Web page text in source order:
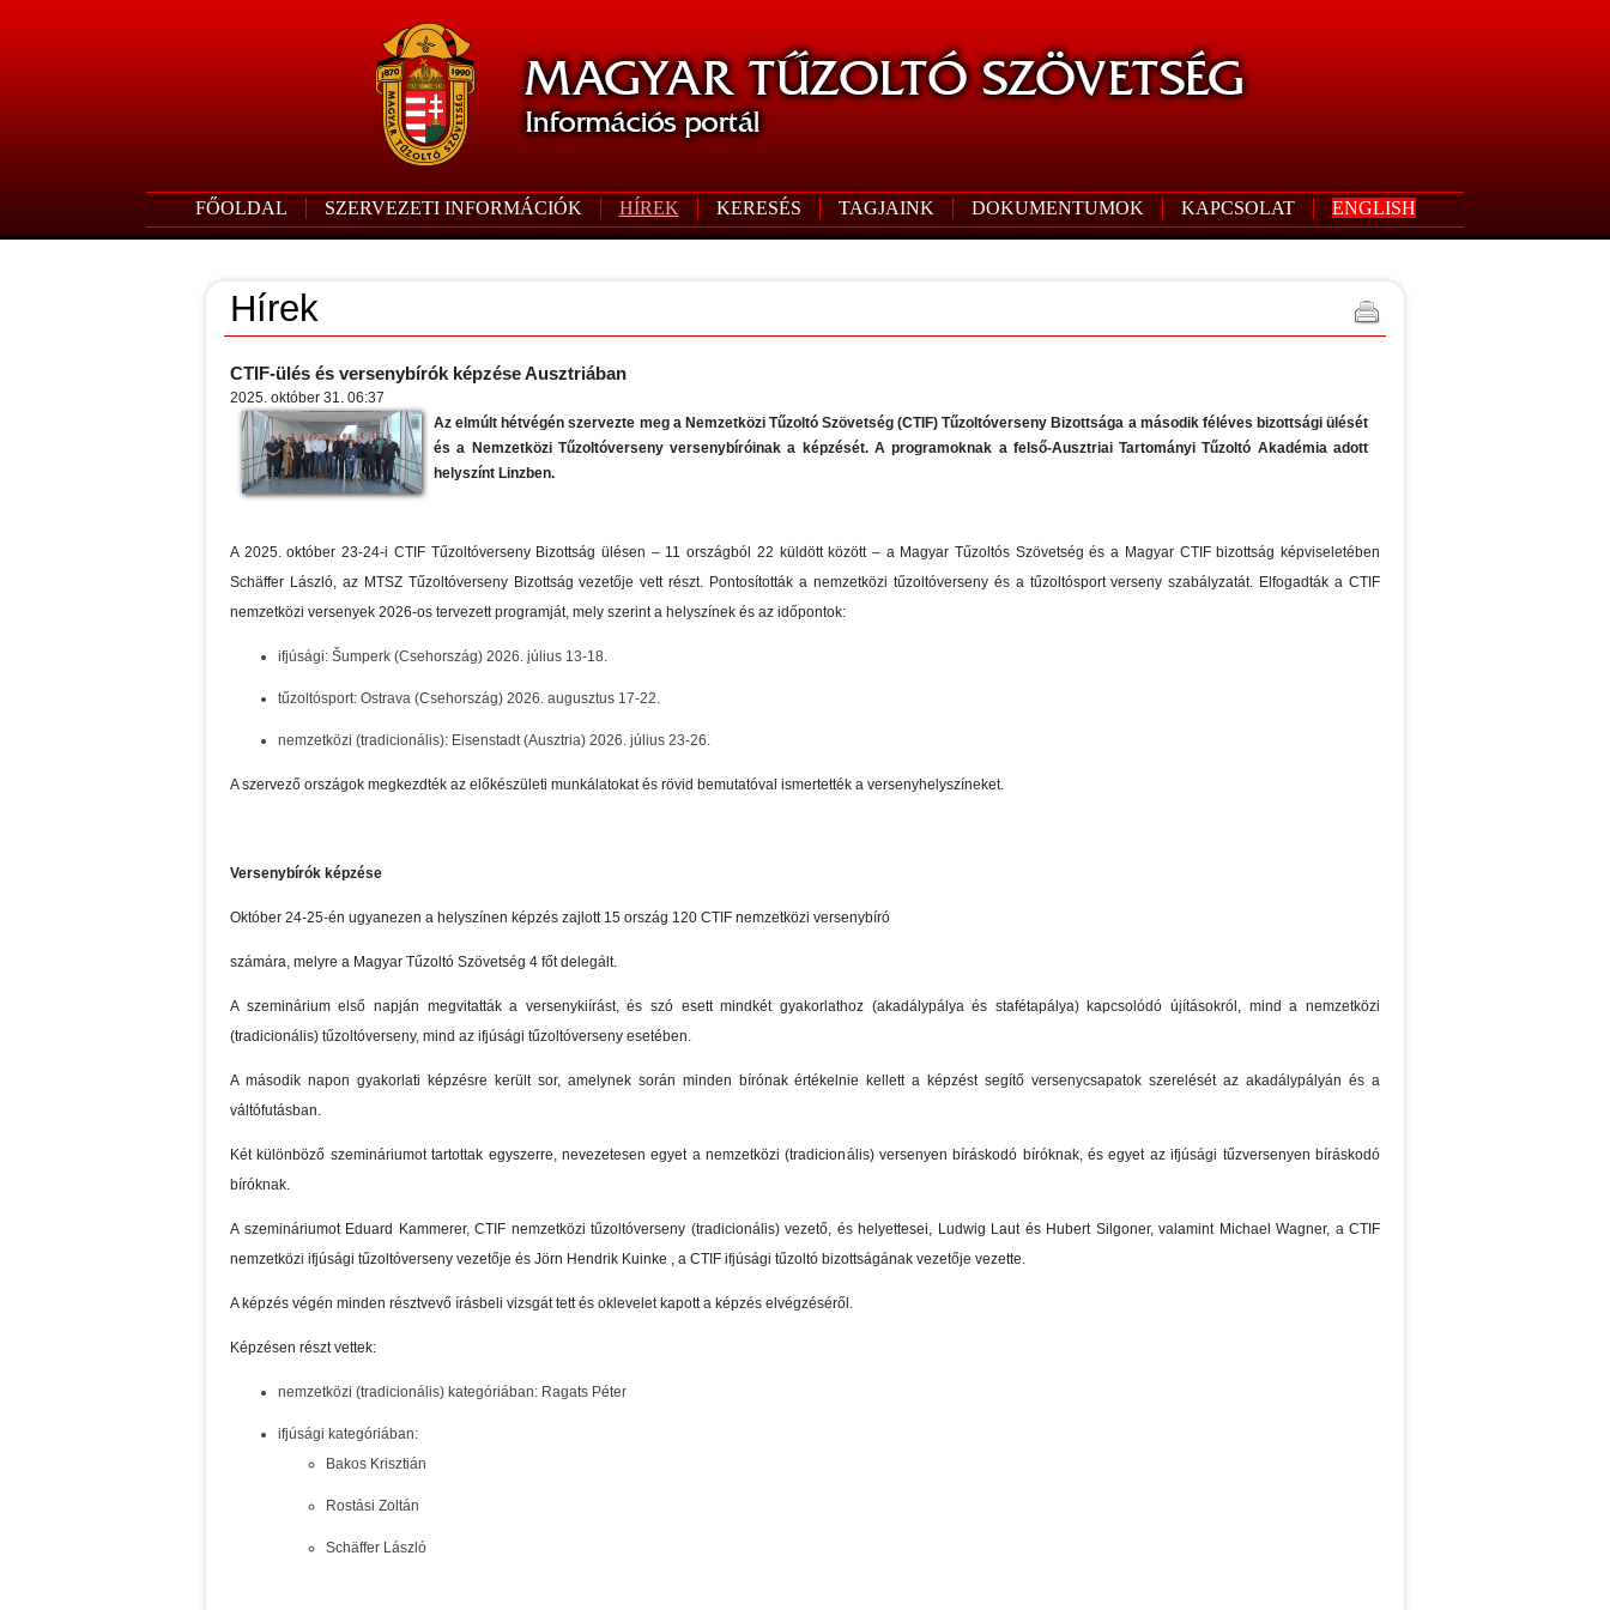
FŐOLDAL SZERVEZETI INFORMÁCIÓK HÍREK KERESÉS TAGJAINK DOKUMENTUMOK KAPCSOLAT ENGLISH
Hírek
CTIF-ülés és versenybírók képzése Ausztriában
2025. október 31. 06:37
Az elmúlt hétvégén szervezte meg a Nemzetközi Tűzoltó Szövetség (CTIF) Tűzoltóverseny Bizottsága a második féléves bizottsági ülését
és a Nemzetközi Tűzoltóverseny versenybíróinak a képzését. A programoknak a felső-Ausztriai Tartományi Tűzoltó Akadémia adott
helyszínt Linzben.
A 2025. október 23-24-i CTIF Tűzoltóverseny Bizottság ülésen – 11 országból 22 küldött között – a Magyar Tűzoltós Szövetség és a Magyar CTIF bizottság képviseletében
Schäffer László, az MTSZ Tűzoltóverseny Bizottság vezetője vett részt. Pontosították a nemzetközi tűzoltóverseny és a tűzoltósport verseny szabályzatát. Elfogadták a CTIF
nemzetközi versenyek 2026-os tervezett programját, mely szerint a helyszínek és az időpontok:
ifjúsági: Šumperk (Csehország) 2026. július 13-18.
tűzoltósport: Ostrava (Csehország) 2026. augusztus 17-22.
nemzetközi (tradicionális): Eisenstadt (Ausztria) 2026. július 23-26.
A szervező országok megkezdték az előkészületi munkálatokat és rövid bemutatóval ismertették a versenyhelyszíneket.
Versenybírók képzése
Október 24-25-én ugyanezen a helyszínen képzés zajlott 15 ország 120 CTIF nemzetközi versenybíró
számára, melyre a Magyar Tűzoltó Szövetség 4 főt delegált.
A szeminárium első napján megvitatták a versenykiírást, és szó esett mindkét gyakorlathoz (akadálypálya és stafétapálya) kapcsolódó újításokról, mind a nemzetközi
(tradicionális) tűzoltóverseny, mind az ifjúsági tűzoltóverseny esetében.
A második napon gyakorlati képzésre került sor, amelynek során minden bírónak értékelnie kellett a képzést segítő versenycsapatok szerelését az akadálypályán és a
váltófutásban.
Két különböző szemináriumot tartottak egyszerre, nevezetesen egyet a nemzetközi (tradicionális) versenyen bíráskodó bíróknak, és egyet az ifjúsági tűzversenyen bíráskodó
bíróknak.
A szemináriumot Eduard Kammerer, CTIF nemzetközi tűzoltóverseny (tradicionális) vezető, és helyettesei, Ludwig Laut és Hubert Silgoner, valamint Michael Wagner, a CTIF
nemzetközi ifjúsági tűzoltóverseny vezetője és Jörn Hendrik Kuinke , a CTIF ifjúsági tűzoltó bizottságának vezetője vezette.
A képzés végén minden résztvevő írásbeli vizsgát tett és oklevelet kapott a képzés elvégzéséről.
Képzésen részt vettek:
nemzetközi (tradicionális) kategóriában: Ragats Péter
ifjúsági kategóriában:
Bakos Krisztián
Rostási Zoltán
Schäffer László